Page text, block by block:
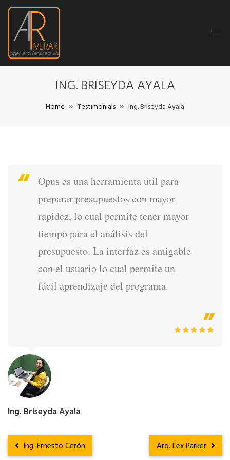
ING. BRISEYDA AYALA
Home Testimonials Ing. Briseyda Ayala
Opus es una herramienta útil para
preparar presupuestos con mayor
rapidez, lo cual permite tener mayor
tiempo para el análisis del
presupuesto. La interfaz es amigable
con el usuario lo cual permite un
fácil aprendizaje del programa.
Ing. Briseyda Ayala
Ing. Ernesto Cerón Arq. Lex Parker